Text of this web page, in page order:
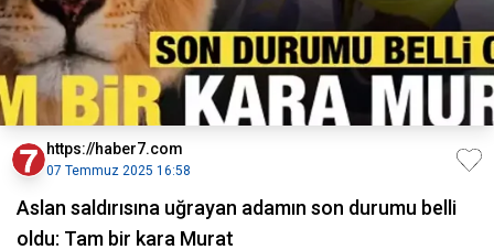
https://haber7.com
07 Temmuz 2025 16:58
Aslan saldırısına uğrayan adamın son durumu belli
oldu: Tam bir kara Murat